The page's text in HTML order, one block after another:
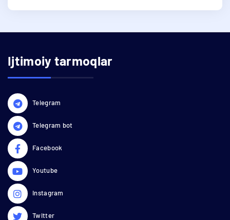
Ijtimoiy tarmoqlar
Telegram
Telegram bot
Facebook
Youtube
Instagram
Twitter